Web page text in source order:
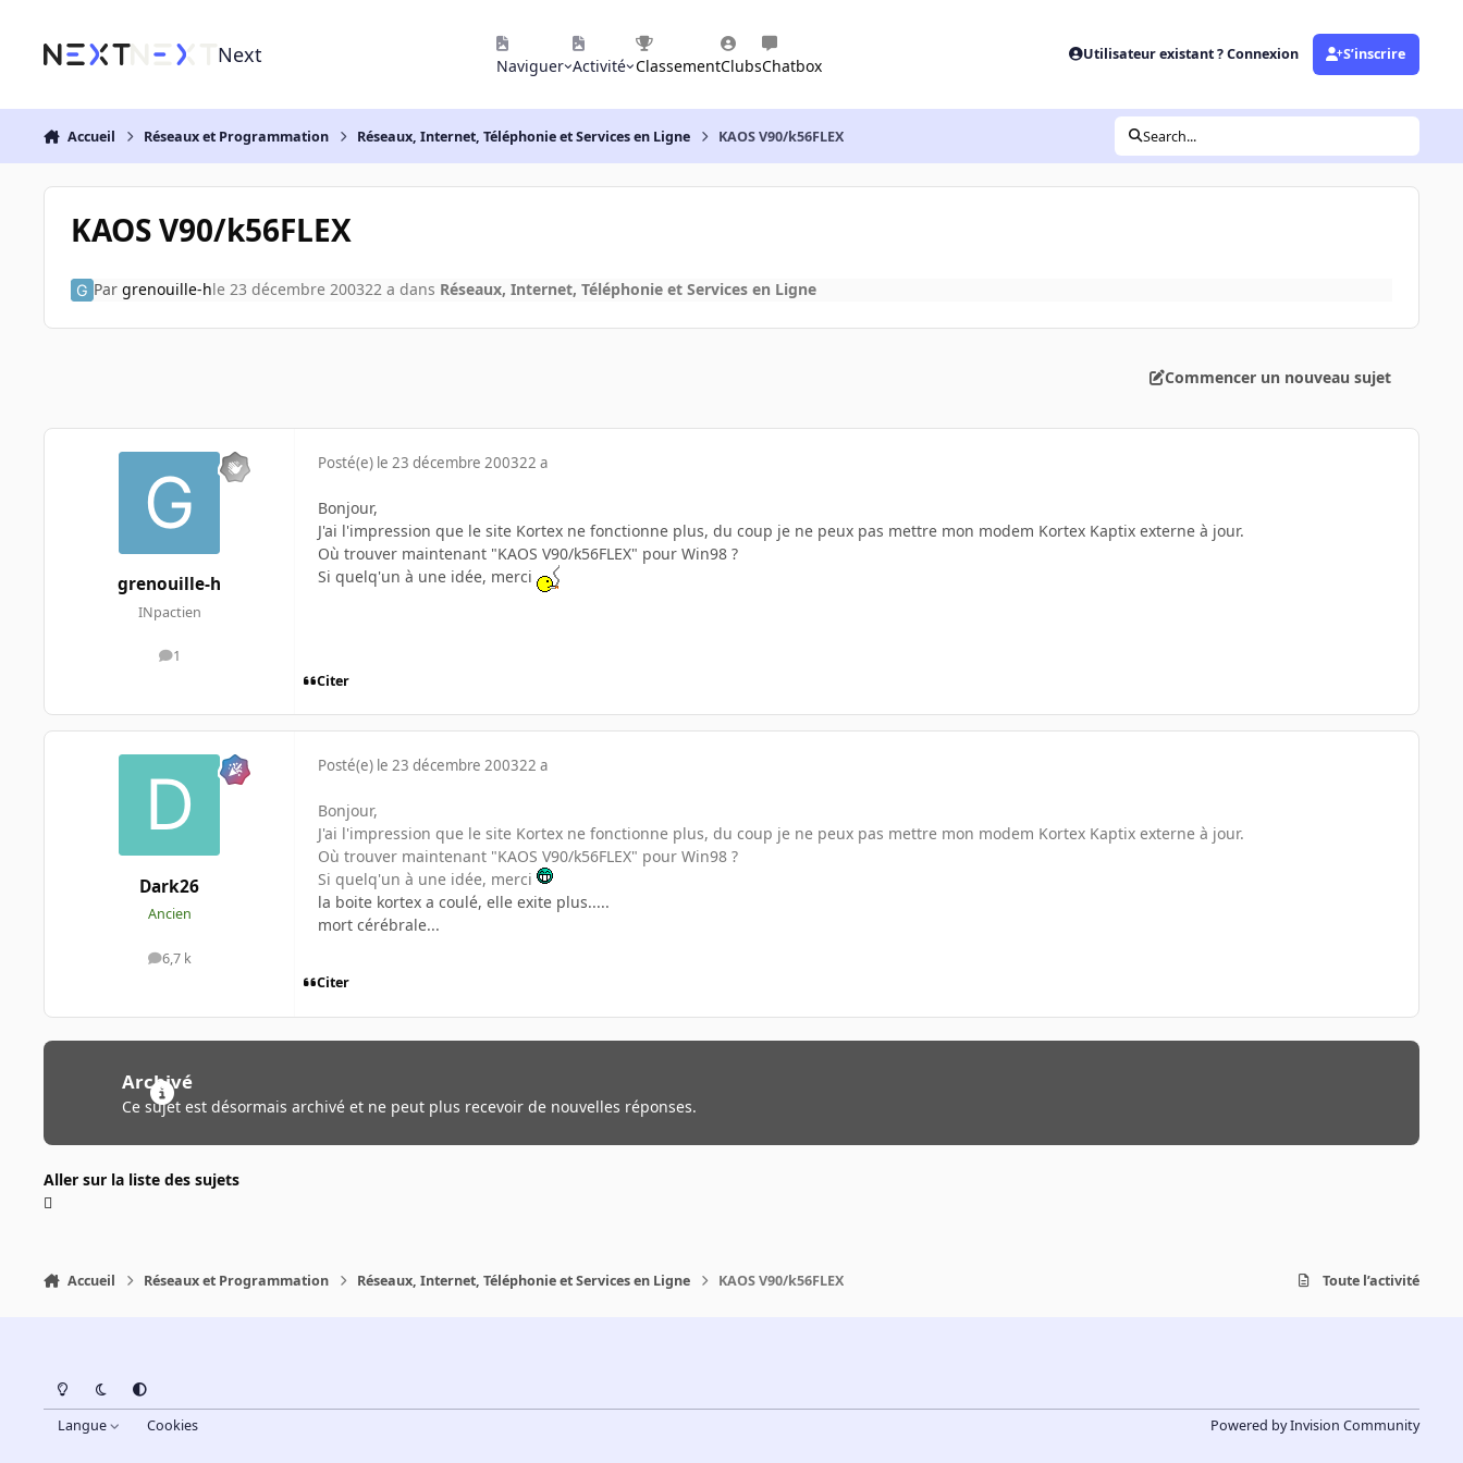
Next Naviguer Activité ClassementClubsChatbox
Utilisateur existant ? Connexion S’inscrire
Accueil Réseaux et Programmation Réseaux, Internet, Téléphonie et Services en Ligne KAOS V90/k56FLEX Search...
KAOS V90/k56FLEX
Par grenouille-hle 23 décembre 200322 a dans Réseaux, Internet, Téléphonie et Services en Ligne
Commencer un nouveau sujet
grenouille-h
INpactien
1
messages
Posté(e) le 23 décembre 200322 a
Bonjour,
J'ai l'impression que le site Kortex ne fonctionne plus, du coup je ne peux pas mettre mon modem Kortex Kaptix externe à jour.
Où trouver maintenant "KAOS V90/k56FLEX" pour Win98 ?
Si quelq'un à une idée, merci
Citer
Dark26
Ancien
6,7 k
messages
Posté(e) le 23 décembre 200322 a
Bonjour,
J'ai l'impression que le site Kortex ne fonctionne plus, du coup je ne peux pas mettre mon modem Kortex Kaptix externe à jour.
Où trouver maintenant "KAOS V90/k56FLEX" pour Win98 ?
Si quelq'un à une idée, merci
la boite kortex a coulé, elle exite plus.....
mort cérébrale...
Citer
Archivé
Ce sujet est désormais archivé et ne peut plus recevoir de nouvelles réponses.
Aller sur la liste des sujets
Accueil Réseaux et Programmation Réseaux, Internet, Téléphonie et Services en Ligne KAOS V90/k56FLEX Toute l’activité
Light ModeDark ModeSystem Preference
Langue Cookies Powered byInvision Community